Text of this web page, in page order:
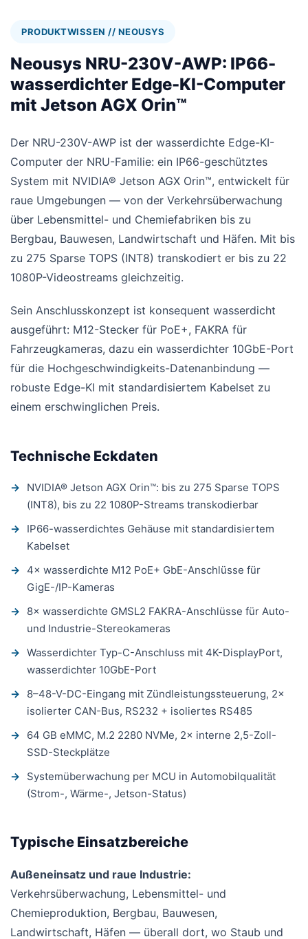
PRODUKTWISSEN // NEOUSYS
Neousys NRU-230V-AWP: IP66-
wasserdichter Edge-KI-Computer
mit Jetson AGX Orin™
Der NRU-230V-AWP ist der wasserdichte Edge-KI-
Computer der NRU-Familie: ein IP66-geschütztes
System mit NVIDIA® Jetson AGX Orin™, entwickelt für
raue Umgebungen — von der Verkehrsüberwachung
über Lebensmittel- und Chemiefabriken bis zu
Bergbau, Bauwesen, Landwirtschaft und Häfen. Mit bis
zu 275 Sparse TOPS (INT8) transkodiert er bis zu 22
1080P-Videostreams gleichzeitig.
Sein Anschlusskonzept ist konsequent wasserdicht
ausgeführt: M12-Stecker für PoE+, FAKRA für
Fahrzeugkameras, dazu ein wasserdichter 10GbE-Port
für die Hochgeschwindigkeits-Datenanbindung —
robuste Edge-KI mit standardisiertem Kabelset zu
einem erschwinglichen Preis.
Technische Eckdaten
NVIDIA® Jetson AGX Orin™: bis zu 275 Sparse TOPS
(INT8), bis zu 22 1080P-Streams transkodierbar
IP66-wasserdichtes Gehäuse mit standardisiertem
Kabelset
4× wasserdichte M12 PoE+ GbE-Anschlüsse für
GigE-/IP-Kameras
8× wasserdichte GMSL2 FAKRA-Anschlüsse für Auto-
und Industrie-Stereokameras
Wasserdichter Typ-C-Anschluss mit 4K-DisplayPort,
wasserdichter 10GbE-Port
8–48-V-DC-Eingang mit Zündleistungssteuerung, 2×
isolierter CAN-Bus, RS232 + isoliertes RS485
64 GB eMMC, M.2 2280 NVMe, 2× interne 2,5-Zoll-
SSD-Steckplätze
Systemüberwachung per MCU in Automobilqualität
(Strom-, Wärme-, Jetson-Status)
Typische Einsatzbereiche
Außeneinsatz und raue Industrie:
Verkehrsüberwachung, Lebensmittel- und
Chemieproduktion, Bergbau, Bauwesen,
Landwirtschaft, Häfen — überall dort, wo Staub und